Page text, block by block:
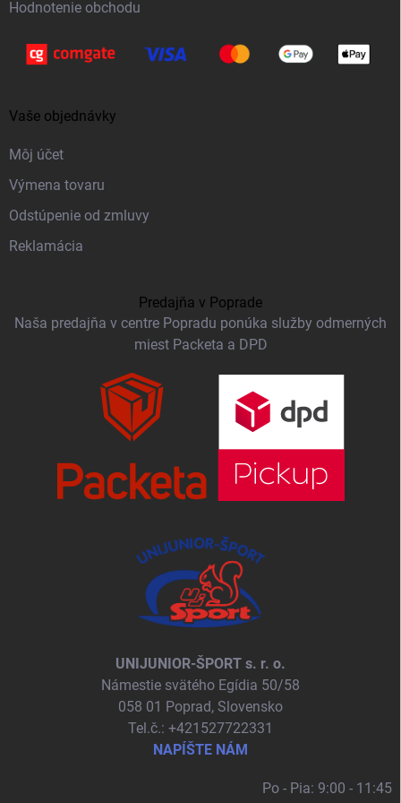
Hodnotenie obchodu
Vaše objednávky
Môj účet
Výmena tovaru
Odstúpenie od zmluvy
Reklamácia
Predajňa v Poprade
Naša predajňa v centre Popradu ponúka služby odmerných
miest Packeta a DPD
UNIJUNIOR-ŠPORT s. r. o.
Námestie svätého Egídia 50/58
058 01 Poprad, Slovensko
Tel.č.: +421527722331
NAPÍŠTE NÁM
Po - Pia: 9:00 - 11:45